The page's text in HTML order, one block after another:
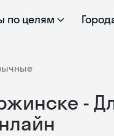
по целям
-